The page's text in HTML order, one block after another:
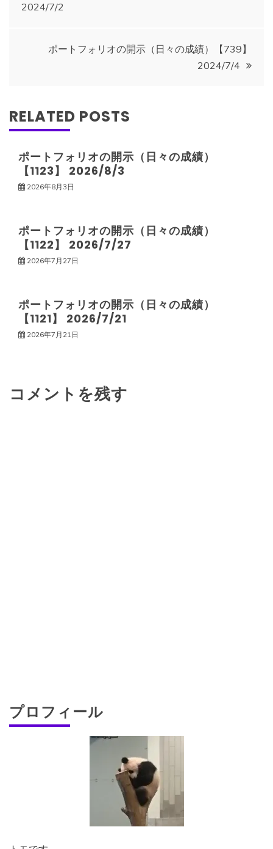
稿
ゲ
ー
シ
ン
2024/7/2
ポートフォリオの開示（日々の成績）【739】
2024/7/4
RELATED POSTS
ポートフォリオの開示（日々の成績）
【1123】 2026/8/3
2026年8月3日
ポートフォリオの開示（日々の成績）
【1122】 2026/7/27
2026年7月27日
ポートフォリオの開示（日々の成績）
【1121】 2026/7/21
2026年7月21日
コメントを残す
プロフィール